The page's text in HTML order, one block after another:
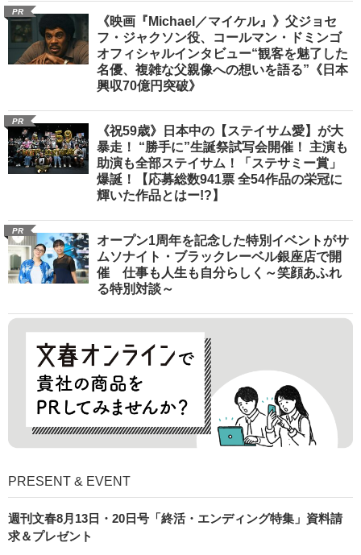
PR
《映画『Michael／マイケル』》父ジョセ
フ・ジャクソン役、コールマン・ドミンゴ
オフィシャルインタビュー“観客を魅了した
名優、複雑な父親像への想いを語る”《日本
興収70億円突破》
PR
《祝59歳》日本中の【ステイサム愛】が大
暴走！ “勝手に”生誕祭試写会開催！ 主演も
助演も全部ステイサム！「ステサミー賞」
爆誕！【応募総数941票 全54作品の栄冠に
輝いた作品とはー!?】
PR
オープン1周年を記念した特別イベントがサ
ムソナイト・ブラックレーベル銀座店で開
催 仕事も人生も自分らしく～笑顔あふれ
る特別対談～
PRESENT & EVENT
週刊文春8月13日・20日号「終活・エンディング特集」資料請
求＆プレゼント